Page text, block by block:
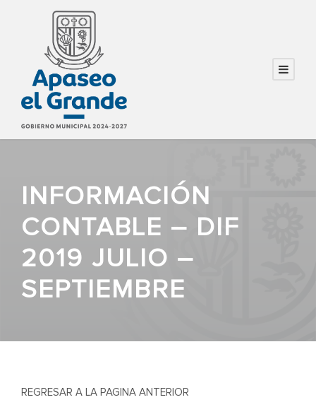
INFORMACIÓN
CONTABLE – DIF
2019 JULIO –
SEPTIEMBRE
REGRESAR A LA PAGINA ANTERIOR